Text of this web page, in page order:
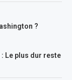
?
: Le plus dur reste